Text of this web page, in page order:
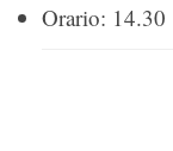
Orario: 14.30